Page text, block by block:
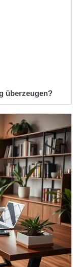
überzeugen?